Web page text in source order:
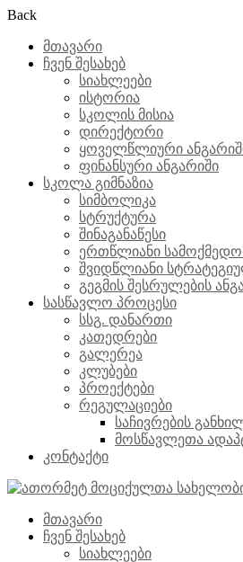
Back
მთავარი
ჩვენ შესახებ
სიახლეები
ისტორია
სკოლის მისია
დირექტორი
ყოველწლიური
ფინანსური ანგარიში
სკოლა გიმნაზია
სიმბოლიკა
სტრუქტურა
შინაგანაწესი
ერთწლიანი სამოქმედო
შვიდწლიანი
გეგმის შესრულების
სასწავლო პროცესი
სსგ. დანართი
კათედრები
გალერეა
კლუბები
პროექტები
რეგულაციები
საჩივრების
მოსწავლეთა
კონტაქტი
მთავარი
ჩვენ შესახებ
სიახლეები